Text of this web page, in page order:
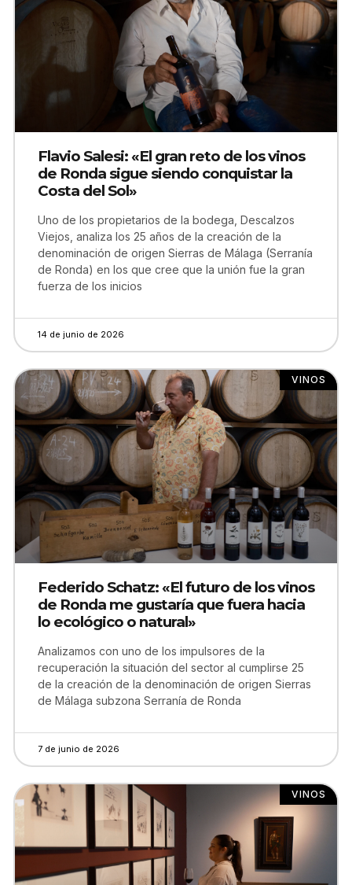
Flavio Salesi: «El gran reto de los vinos
de Ronda sigue siendo conquistar la
Costa del Sol»
Uno de los propietarios de la bodega, Descalzos
Viejos, analiza los 25 años de la creación de la
denominación de origen Sierras de Málaga (Serranía
de Ronda) en los que cree que la unión fue la gran
fuerza de los inicios
14 de junio de 2026
VINOS
Federido Schatz: «El futuro de los vinos
de Ronda me gustaría que fuera hacia
lo ecológico o natural»
Analizamos con uno de los impulsores de la
recuperación la situación del sector al cumplirse 25
de la creación de la denominación de origen Sierras
de Málaga subzona Serranía de Ronda
7 de junio de 2026
VINOS